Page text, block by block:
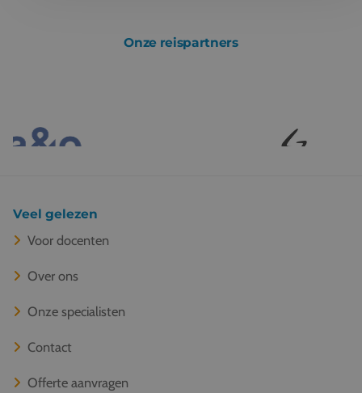
Onze reispartners
Veel gelezen
Voor docenten
Over ons
Onze specialisten
Contact
Offerte aanvragen